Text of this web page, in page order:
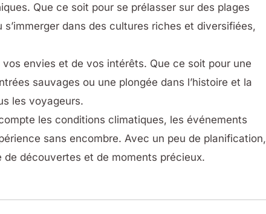
Que ce soit pour se prélasser sur des plages
dans des cultures riches et diversifiées,
envies et de vos intérêts. Que ce soit pour une
sauvages ou une plongée dans l’histoire et la
les voyageurs.
les conditions climatiques, les événements
sans encombre. Avec un peu de planification,
découvertes et de moments précieux.